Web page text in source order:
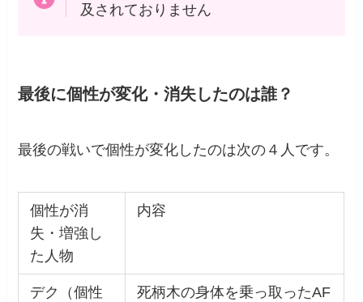
及されておりません
最後に個性が変化・消失したのは誰？
最後の戦いで個性が変化したのは次の４人です。
個性が消
失・増強し
た人物
内容
デク（個性
死柄木の身体を乗っ取ったAF